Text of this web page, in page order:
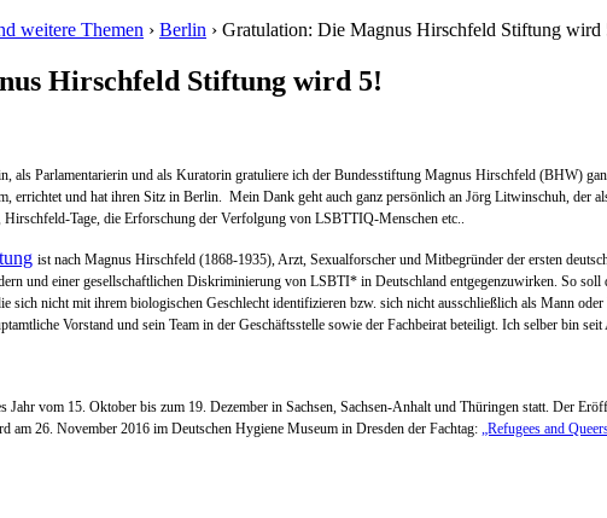
weitere Themen › Berlin › Gratulation: Die Magnus Hirschfeld Stiftung wird
Hirschfeld Stiftung wird 5!
als Parlamentarierin und als Kuratorin gratuliere ich der Bundesstiftung Magnus Hirschfeld (BHW)
errichtet und hat ihren Sitz in Berlin. Mein Dank geht auch ganz persönlich an Jörg Litwinschuh, der
Tage, die Erforschung der Verfolgung von LSBTTIQ-Menschen etc..
ist nach Magnus Hirschfeld (1868-1935), Arzt, Sexualforscher und Mitbegründer der ersten
und einer gesellschaftlichen Diskriminierung von LSBTI* in Deutschland entgegenzuwirken. So
sich nicht mit ihrem biologischen Geschlecht identifizieren bzw. sich nicht ausschließlich als Mann
Vorstand und sein Team in der Geschäftsstelle sowie der Fachbeirat beteiligt. Ich selber bin
Jahr vom 15. Oktober bis zum 19. Dezember in Sachsen, Sachsen-Anhalt und Thüringen statt. Der
am 26. November 2016 im Deutschen Hygiene Museum in Dresden der Fachtag: „Refugees and